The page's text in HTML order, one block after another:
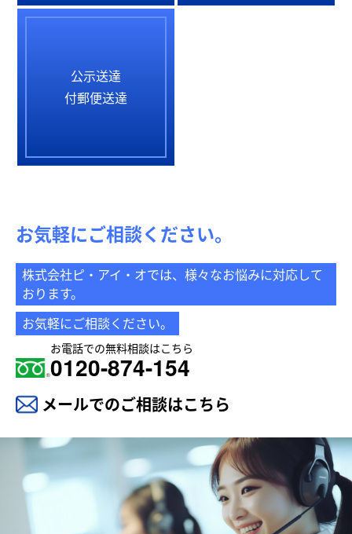
公示送達
付郵便送達
お気軽にご相談ください。
株式会社ピ・アイ・オでは、様々なお悩みに対応して
おります。
お気軽にご相談ください。
お電話での無料相談はこちら
0120-874-154
メールでのご相談はこちら